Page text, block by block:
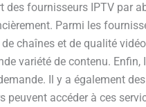
fournisseurs IPTV par
Parmi les
chaînes et de qualité
variété de contenu.
Il y a également
accéder à ces